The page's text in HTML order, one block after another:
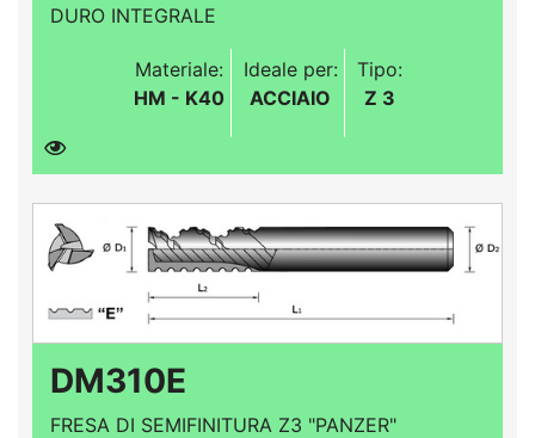
DURO INTEGRALE
Materiale:
HM - K40
Ideale per:
ACCIAIO
Tipo:
Z 3
DM310E
FRESA DI SEMIFINITURA Z3 "PANZER"